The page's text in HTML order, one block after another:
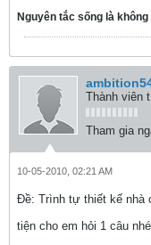
Nguyên tắc sống là
Thành viên
Tham gia
10-05-2010, 02:21 AM
Ðề: Trình tự thiết kế nhà
tiện cho em hỏi 1 câu